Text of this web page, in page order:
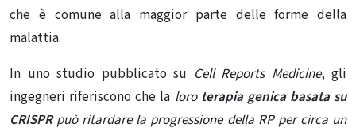
che è comune alla maggior parte delle forme della
malattia.
In uno studio pubblicato su Cell Reports Medicine, gli
ingegneri riferiscono che la loro terapia genica basata su
CRISPRpuò ritardare la progressione della RP per circa un